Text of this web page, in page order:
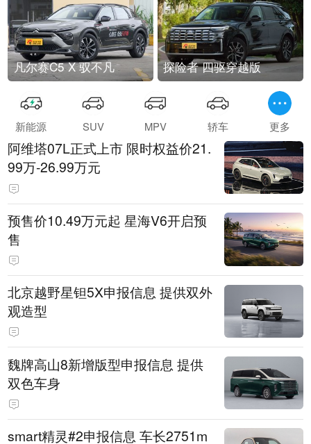
凡尔赛C5 X 驭不凡 探险者 四驱穿越版
新能源 SUV MPV 轿车 更多
阿维塔07L正式上市 限时权益价21.
99万-26.99万元
预售价10.49万元起 星海V6开启预
售
北京越野星钽5X申报信息 提供双外
观造型
魏牌高山8新增版型申报信息 提供
双色车身
smart精灵#2申报信息 车长2751m